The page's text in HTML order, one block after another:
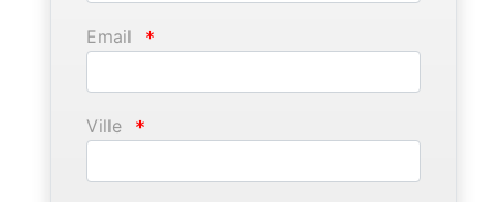
Email *
Ville *